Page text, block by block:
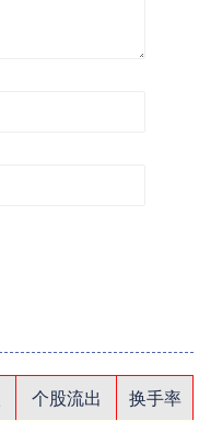
个股流出
换手率